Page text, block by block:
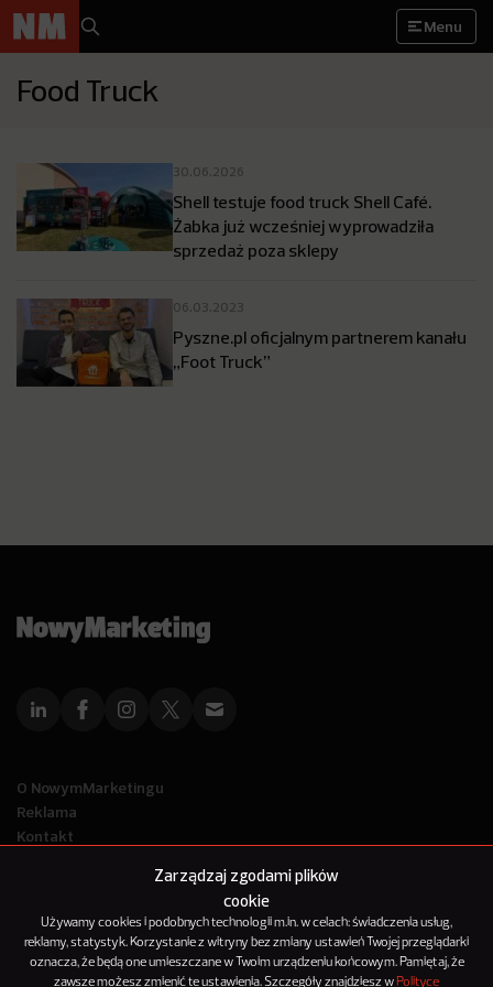
Zarządzaj zgodami plików
cookie
Używamy cookies i podobnych technologii m.in. w celach: świadczenia usług,
reklamy, statystyk. Korzystanie z witryny bez zmiany ustawień Twojej przeglądarki
oznacza, że będą one umieszczane w Twoim urządzeniu końcowym. Pamiętaj, że
zawsze możesz zmienić te ustawienia. Szczegóły znajdziesz w Polityce
Menu
Food Truck
30.06.2026
Shell testuje food truck Shell Café.
Żabka już wcześniej wyprowadziła
sprzedaż poza sklepy
06.03.2023
Pyszne.pl oficjalnym partnerem kanału
„Foot Truck”
O NowymMarketingu
Reklama
Kontakt
© 2012-2025